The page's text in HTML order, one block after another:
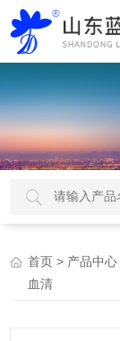
首页 > 产品中心
血清